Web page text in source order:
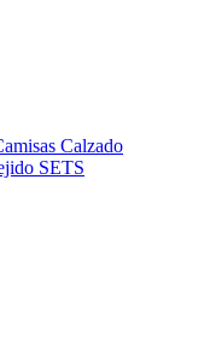
Calzado
SETS